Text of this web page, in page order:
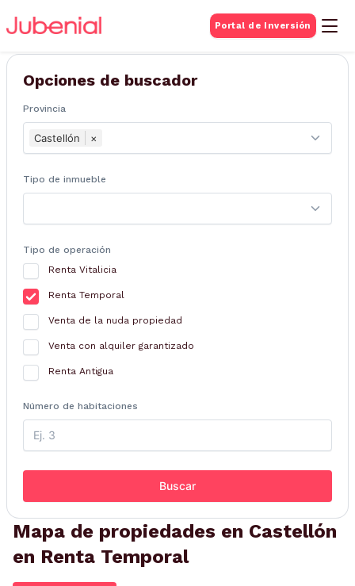
Portal de Inversión
BUSQUEDA DE
Inmuebles
Opciones de buscador
Provincia
Castellón ×
Tipo de inmueble
Tipo de operación
Renta Vitalicia
Renta Temporal
Venta de la nuda propiedad
Venta con alquiler garantizado
Renta Antigua
Número de habitaciones
Buscar
Mapa de propiedades en Castellón
en Renta Temporal